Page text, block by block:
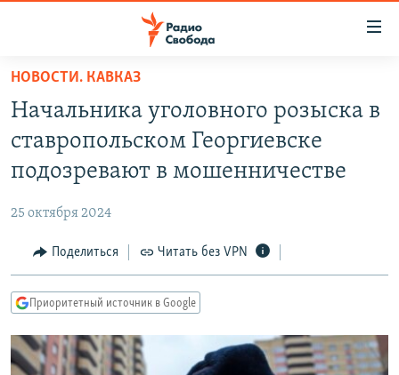
упрощенного
доступа
основному
Вернутся
Вернутся
поиску
АВТОРСКИЕ ПРОЕКТЫ
МНЕНИЯ
КУЛЬТУРА
КАВКАЗ.РЕАЛИИ
СЕВЕР.РЕАЛИИ
НОВОСТИ. КАВКАЗ
Начальника уголовного розыска в
ставропольском Георгиевске
подозревают в мошенничестве
25 октября 2024
Поделиться Читать без VPN
Приоритетный источник в Google